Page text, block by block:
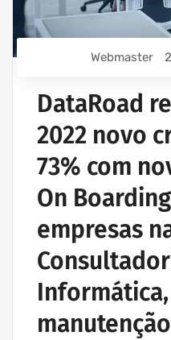
Webmaster
DataRoad
2022 novo
73% com
On
empresas